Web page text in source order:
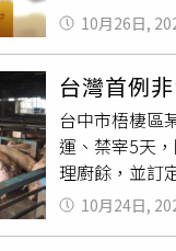
入境，避免病
民眾勿靠近
「沒有」，現
過去」。她也
域，經查屬高
洲豬瘟」的清
將全面採檢，
解禁，須待相
處理。陳駿季
計5441場養
式，而27日起
動管制和車輛
需要通報並送
輛「運送自家
需時間進行，
豬肉製品情
10月26日,
台灣首例
台中市梧棲區
運、禁宰5天
理廚餘，並訂
外界不能直指
一步成立相
10月24日,